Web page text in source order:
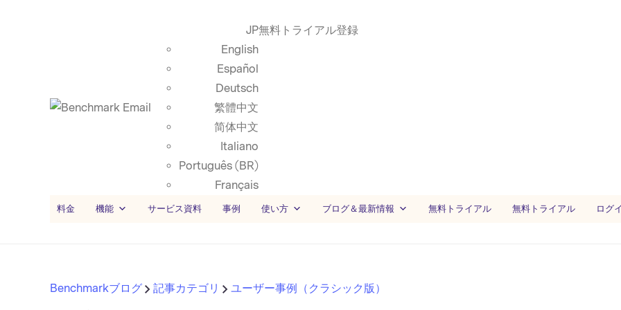
JP
English
Español
Deutsch
繁體中文
简体中文
Italiano
Português (BR)
Français
無料トライアル登録
料金 機能 サービス資料 事例 使い方 ブログ＆最新情報 無料トライアル 無料トライアル ログ
Benchmarkブログ 記事カテゴリ ユーザー事例（クラシック版）